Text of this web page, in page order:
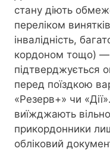
стану діють
переліком
інвалідність,
кордоном тощо) —
підтверджується
перед поїздкою
«Резерв+» чи
виїжджають
прикордонники
обліковий